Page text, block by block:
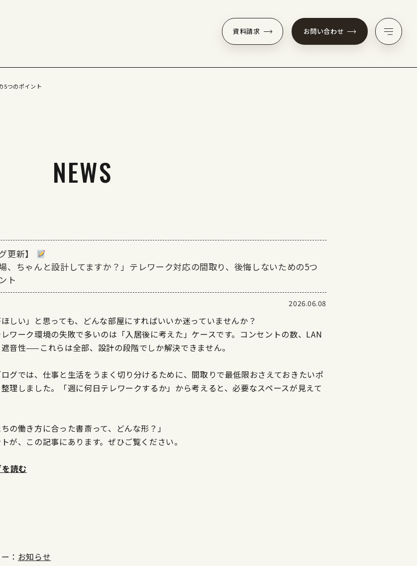
資料請求 お問い合わせ
5つのポイント
NEWS
更新】
場、ちゃんと設計してますか？」テレワーク対応の間取り、後悔しないための5つ
ト
2026.06.08
ほしい」と思っても、どんな部屋にすればいいか迷っていませんか？
ワーク環境の失敗で多いのは「入居後に考えた」ケースです。コンセントの数、LAN
音性——これらは全部、設計の段階でしか解決できません。
グでは、仕事と生活をうまく切り分けるために、間取りで最低限おさえておきたいポ
理しました。「週に何日テレワークするか」から考えると、必要なスペースが見えて
ちの働き方に合った書斎って、どんな形？」
が、この記事にあります。ぜひご覧ください。
読む
： お知らせ